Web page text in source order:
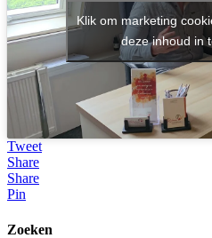
Klik om marketing
deze inhoud in
Tweet
Share
Share
Pin
Zoeken